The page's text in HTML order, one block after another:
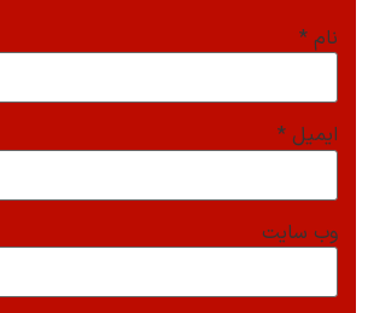
نام *
ایمیل *
وب‌ سایت